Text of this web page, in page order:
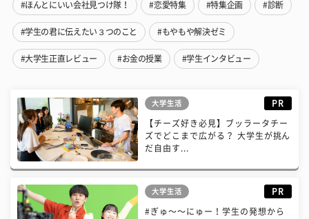
#ほんとにいい会社見つけ隊！ #恋愛特集 #特集企画 #診断
#学生の君に伝えたい３つのこと #もやもや解決ゼミ
#大学生正直レビュー #お金の授業 #学生インタビュー
大学生活 PR
【チーズ好き必見】ブッラータチー
ズでどこまで広がる？ 大学生が挑ん
だ自由す...
大学生活 PR
#ぎゅ〜〜にゅー！学生の発想から